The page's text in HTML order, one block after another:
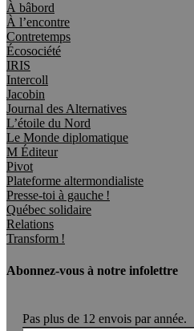
À bâbord
À l’encontre
Contretemps
Écosociété
IRIS
Intercoll
Jacobin
Journal des Alternatives
L’étoile du Nord
Le Monde diplomatique
M Éditeur
Pivot
Plateforme altermondialiste
Presse-toi à gauche !
Québec solidaire
Relations
Transform !
Abonnez-vous à notre infolettre
Pas plus de 12 envois par année.